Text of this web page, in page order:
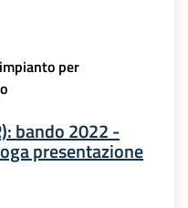
per
bando 2022 -
presentazione